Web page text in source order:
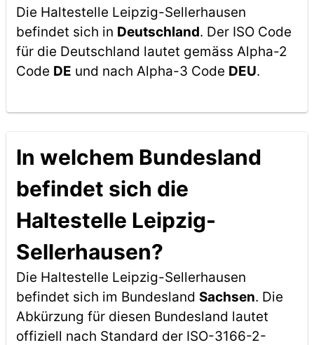
Die Haltestelle Leipzig-Sellerhausen
befindet sich in Deutschland. Der ISO Code
für die Deutschland lautet gemäss Alpha-2
Code DE und nach Alpha-3 Code DEU.
In welchem Bundesland
befindet sich die
Haltestelle Leipzig-
Sellerhausen?
Die Haltestelle Leipzig-Sellerhausen
befindet sich im Bundesland Sachsen. Die
Abkürzung für diesen Bundesland lautet
offiziell nach Standard der ISO-3166-2-